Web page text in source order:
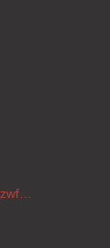
https://www.youtube.com/channel/UCMzwfuPdxogFIKF_nELVFNw